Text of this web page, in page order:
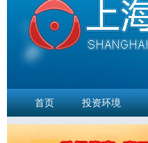
首页 投资环境